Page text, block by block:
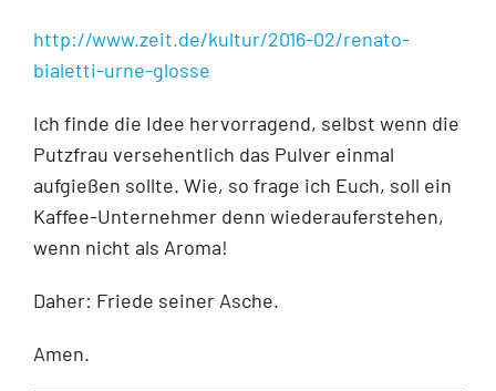
http://www.zeit.de/kultur/2016-02/renato-
bialetti-urne-glosse
Ich finde die Idee hervorragend, selbst wenn die
Putzfrau versehentlich das Pulver einmal
aufgießen sollte. Wie, so frage ich Euch, soll ein
Kaffee-Unternehmer denn wiederauferstehen,
wenn nicht als Aroma!
Daher: Friede seiner Asche.
Amen.